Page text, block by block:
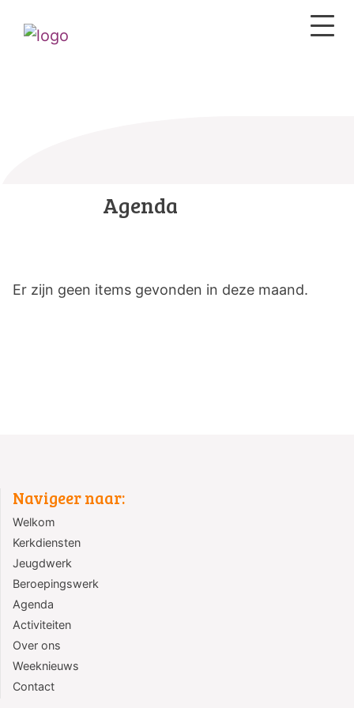
Agenda
Er zijn geen items gevonden in deze maand.
Navigeer naar:
Welkom
Kerkdiensten
Jeugdwerk
Beroepingswerk
Agenda
Activiteiten
Over ons
Weeknieuws
Contact